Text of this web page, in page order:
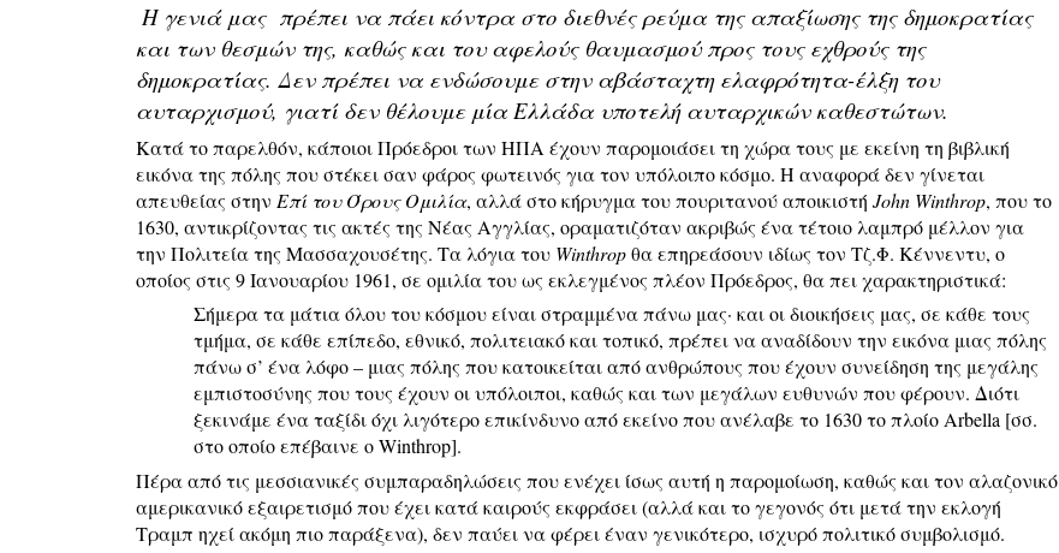
Η γενιά μας πρέπει να πάει κόντρα στο διεθνές ρεύμα της απαξίωσης της δημοκρατίας
και των θεσμών της, καθώς και του αφελούς θαυμασμού προς τους εχθρούς της
δημοκρατίας. Δεν πρέπει να ενδώσουμε στην αβάσταχτη ελαφρότητα-έλξη του
αυταρχισμού, γιατί δεν θέλουμε μία Ελλάδα υποτελή αυταρχικών καθεστώτων.
Κατά το παρελθόν, κάποιοι Πρόεδροι των ΗΠΑ έχουν παρομοιάσει τη χώρα τους με εκείνη τη βιβλική
εικόνα της πόλης που στέκει σαν φάρος φωτεινός για τον υπόλοιπο κόσμο. Η αναφορά δεν γίνεται
απευθείας στην Επί του Όρους Ομιλία, αλλά στο κήρυγμα του πουριτανού αποικιστή John Winthrop, που το
1630, αντικρίζοντας τις ακτές της Νέας Αγγλίας, οραματιζόταν ακριβώς ένα τέτοιο λαμπρό μέλλον για
την Πολιτεία της Μασσαχουσέτης. Τα λόγια του Winthropθα επηρεάσουν ιδίως τον Τζ.Φ. Κέννεντυ, ο
οποίος στις 9 Ιανουαρίου 1961, σε ομιλία του ως εκλεγμένος πλέον Πρόεδρος, θα πει χαρακτηριστικά:
Σήμερα τα μάτια όλου του κόσμου είναι στραμμένα πάνω μας· και οι διοικήσεις μας, σε κάθε τους
τμήμα, σε κάθε επίπεδο, εθνικό, πολιτειακό και τοπικό, πρέπει να αναδίδουν την εικόνα μιας πόλης
πάνω σ’ ένα λόφο – μιας πόλης που κατοικείται από ανθρώπους που έχουν συνείδηση της μεγάλης
εμπιστοσύνης που τους έχουν οι υπόλοιποι, καθώς και των μεγάλων ευθυνών που φέρουν. Διότι
ξεκινάμε ένα ταξίδι όχι λιγότερο επικίνδυνο από εκείνο που ανέλαβε το 1630 το πλοίο Arbella [σσ.
στο οποίο επέβαινε ο Winthrop].
Πέρα από τις μεσσιανικές συμπαραδηλώσεις που ενέχει ίσως αυτή η παρομοίωση, καθώς και τον αλαζονικό
αμερικανικό εξαιρετισμό που έχει κατά καιρούς εκφράσει (αλλά και το γεγονός ότι μετά την εκλογή
Τραμπ ηχεί ακόμη πιο παράξενα), δεν παύει να φέρει έναν γενικότερο, ισχυρό πολιτικό συμβολισμό.